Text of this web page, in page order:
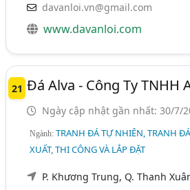
davanloi.vn@gmail.com
www.davanloi.com
21 Đá Alva - Công Ty TNHH
Ngày cập nhật gần nhất: 30/7/
Ngành:TRANH ĐÁ TỰ NHIÊN, TRANH
XUẤT, THI CÔNG VÀ LẮP ĐẶT
P. Khương Trung, Q. Thanh